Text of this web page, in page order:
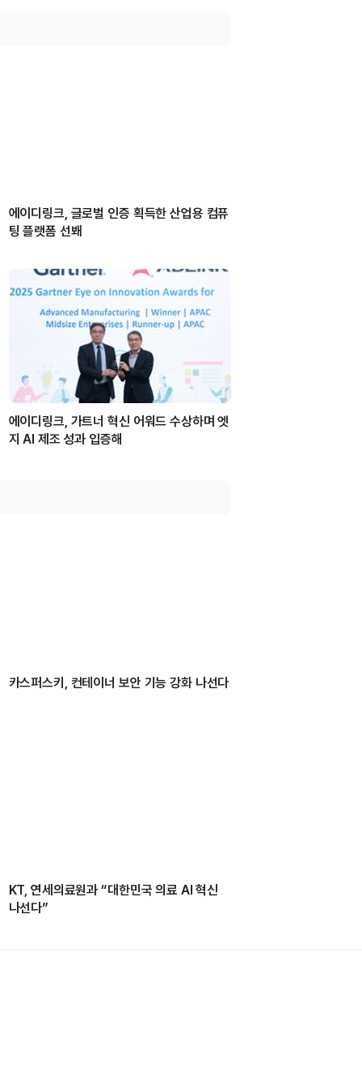
에이디링크, 글로벌 인증 획득한 산업용 컴퓨
팅 플랫폼 선봬
에이디링크, 가트너 혁신 어워드 수상하며 엣
지 AI 제조 성과 입증해
카스퍼스키, 컨테이너 보안 기능 강화 나선다
KT, 연세의료원과 “대한민국 의료 AI 혁신
나선다”